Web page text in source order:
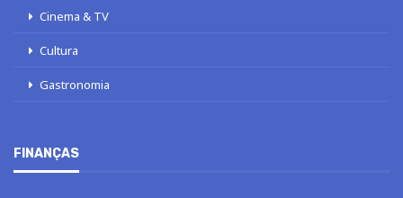
Cinema & TV
Cultura
Gastronomia
FINANÇAS